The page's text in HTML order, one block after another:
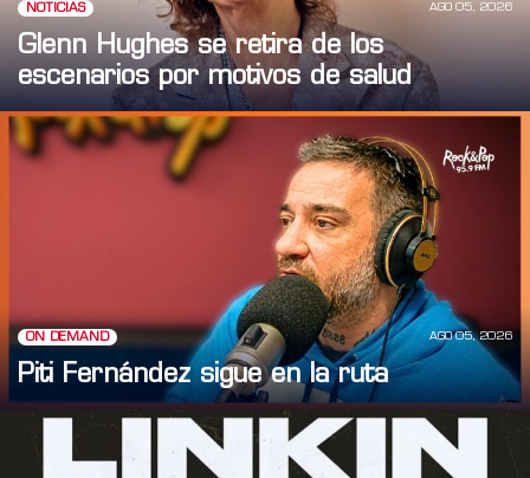
NOTICIAS AGO 05, 2026
Glenn Hughes se retira de los
escenarios por motivos de salud
ON DEMAND AGO 05, 2026
Piti Fernández sigue en la ruta